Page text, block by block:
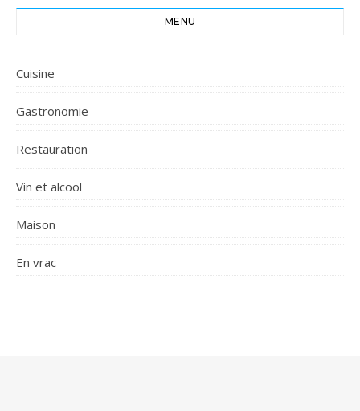
MENU
Cuisine
Gastronomie
Restauration
Vin et alcool
Maison
En vrac